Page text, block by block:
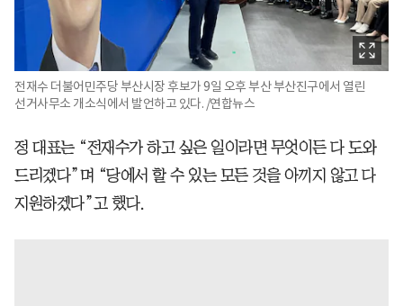
전재수 더불어민주당 부산시장 후보가 9일 오후 부산 부산진구에서 열린
선거사무소 개소식에서 발언하고 있다. /연합뉴스
정 대표는 “전재수가 하고 싶은 일이라면 무엇이든 다 도와
드리겠다”며 “당에서 할 수 있는 모든 것을 아끼지 않고 다
지원하겠다”고 했다.